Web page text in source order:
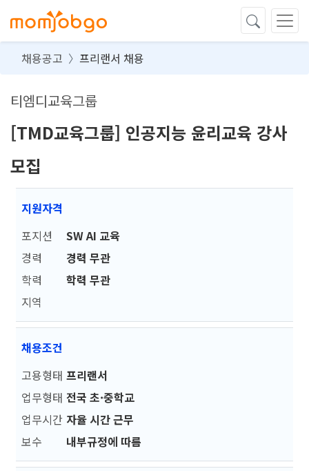
채용공고 프리랜서 채용
티엠디교육그룹
[TMD교육그룹] 인공지능 윤리교육 강사
모집
지원자격
포지션
SW AI 교육
경력
경력 무관
학력
학력 무관
지역
채용조건
고용형태 프리랜서
업무형태 전국 초·중학교
업무시간 자율 시간 근무
보수
내부규정에 따름